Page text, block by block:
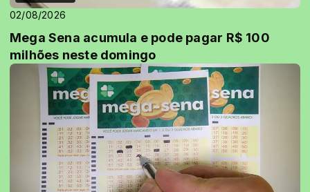
02/08/2026
Mega Sena acumula e pode pagar R$ 100
milhões neste domingo